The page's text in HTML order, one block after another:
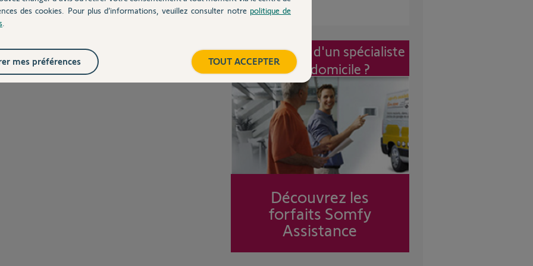
Posez votre question
Intervention d'un spécialiste
à mon domicile ?
Découvrez les
forfaits Somfy
Assistance
des cookies. Pour plus d’informations, veuillez consulter notre politique de
TOUT ACCEPTER
mes préférences